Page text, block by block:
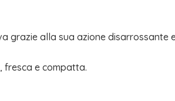
grazie alla sua azione disarrossante
fresca e compatta.